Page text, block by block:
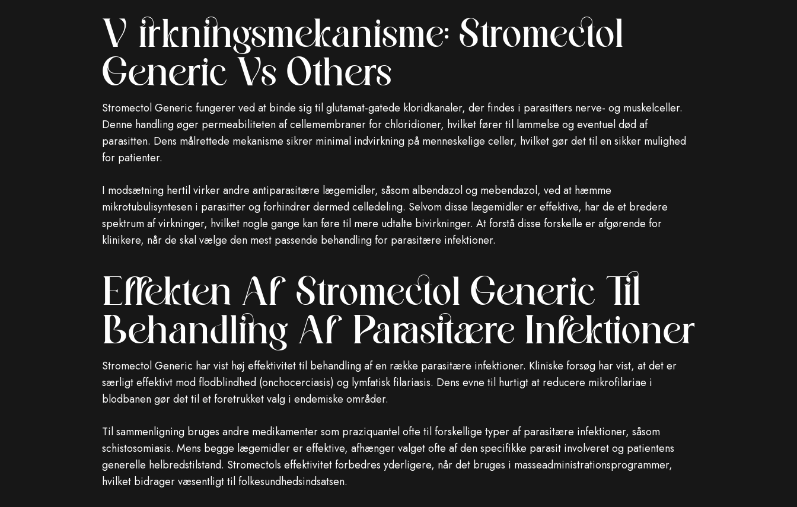
Virkningsmekanisme: Stromectol
Generic Vs Others
Stromectol Generic fungerer ved at binde sig til glutamat-gatede kloridkanaler, der findes i parasitters nerve- og muskelceller.
Denne handling øger permeabiliteten af ​​cellemembraner for chloridioner, hvilket fører til lammelse og eventuel død af
parasitten. Dens målrettede mekanisme sikrer minimal indvirkning på menneskelige celler, hvilket gør det til en sikker mulighed
for patienter.
I modsætning hertil virker andre antiparasitære lægemidler, såsom albendazol og mebendazol, ved at hæmme
mikrotubulisyntesen i parasitter og forhindrer dermed celledeling. Selvom disse lægemidler er effektive, har de et bredere
spektrum af virkninger, hvilket nogle gange kan føre til mere udtalte bivirkninger. At forstå disse forskelle er afgørende for
klinikere, når de skal vælge den mest passende behandling for parasitære infektioner.
Effekten Af ​​Stromectol Generic Til
Behandling Af Parasitære Infektioner
Stromectol Generic har vist høj effektivitet til behandling af en række parasitære infektioner. Kliniske forsøg har vist, at det er
særligt effektivt mod flodblindhed (onchocerciasis) og lymfatisk filariasis. Dens evne til hurtigt at reducere mikrofilariae i
blodbanen gør det til et foretrukket valg i endemiske områder.
Til sammenligning bruges andre medikamenter som praziquantel ofte til forskellige typer af parasitære infektioner, såsom
schistosomiasis. Mens begge lægemidler er effektive, afhænger valget ofte af den specifikke parasit involveret og patientens
generelle helbredstilstand. Stromectols effektivitet forbedres yderligere, når det bruges i masseadministrationsprogrammer,
hvilket bidrager væsentligt til folkesundhedsindsatsen.